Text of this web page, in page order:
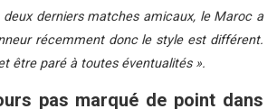
deux derniers matches amicaux, le Maroc a
récemment donc le style est différent.
être paré à toutes éventualités ».
pas marqué de point dans